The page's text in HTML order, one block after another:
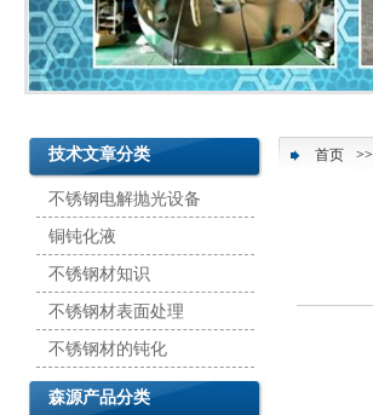
技术文章分类
不锈钢电解抛光设备
铜钝化液
不锈钢材知识
不锈钢材表面处理
不锈钢材的钝化
森源产品分类
首页 >>